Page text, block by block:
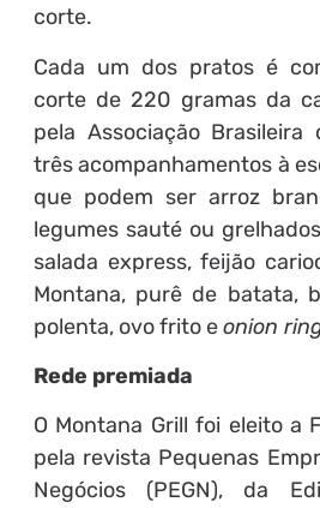
corte.
Cada um dos pratos é
corte de 220 gramas da
pela Associação Brasileira
três acompanhamentos à
que podem ser arroz
legumes sauté ou
salada express, feijão
Montana, purê de batata,
polenta, ovo frito eonion
Rede premiada
O Montana Grill foi eleito a
pela revista Pequenas
Negócios (PEGN), da